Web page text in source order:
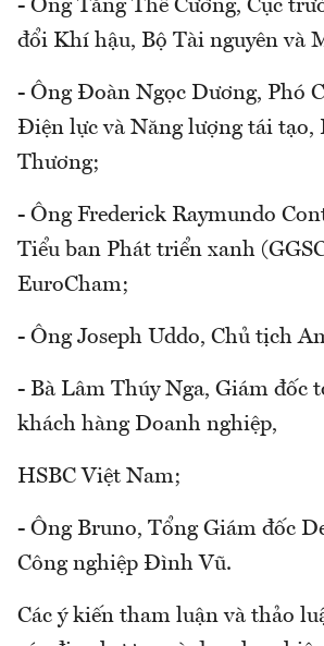
- Ông Tăng Thế Cường, Cục
đổi Khí hậu, Bộ Tài nguyên và
- Ông Đoàn Ngọc Dương, Phó
Điện lực và Năng lượng tái tạo,
Thương;
- Ông Frederick Raymundo
Tiểu ban Phát triển xanh
EuroCham;
- Ông Joseph Uddo, Chủ tịch
- Bà Lâm Thúy Nga, Giám đốc
khách hàng Doanh nghiệp,
HSBC Việt Nam;
- Ông Bruno, Tổng Giám đốc
Công nghiệp Đình Vũ.
Các ý kiến tham luận và thảo